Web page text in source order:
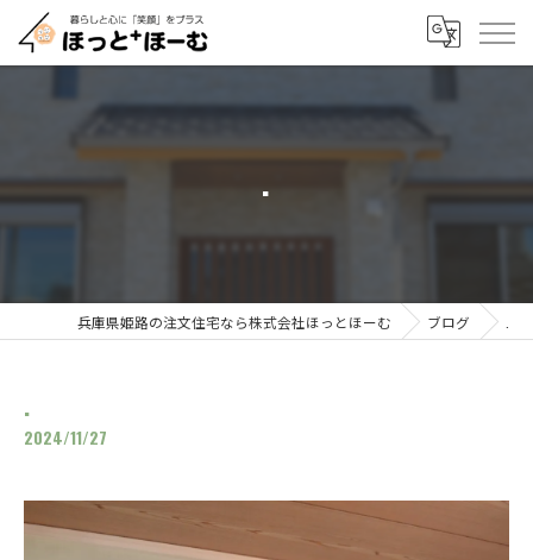
.
兵庫県姫路の注文住宅なら株式会社ほっとほーむ ブログ
.
2024/11/27